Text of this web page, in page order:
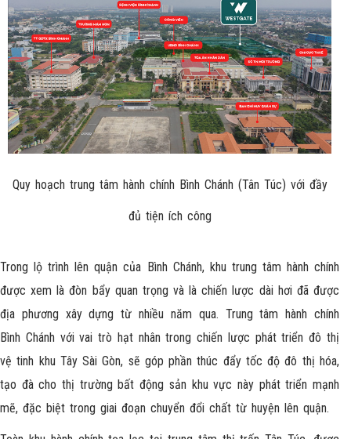
Quy hoạch trung tâm hành chính Bình Chánh (Tân Túc) với đầy
đủ tiện ích công
Trong lộ trình lên quận của Bình Chánh, khu trung tâm hành chính
được xem là đòn bẩy quan trọng và là chiến lược dài hơi đã được
địa phương xây dựng từ nhiều năm qua. Trung tâm hành chính
Bình Chánh với vai trò hạt nhân trong chiến lược phát triển đô thị
vệ tinh khu Tây Sài Gòn, sẽ góp phần thúc đẩy tốc độ đô thị hóa,
tạo đà cho thị trường bất động sản khu vực này phát triển mạnh
mẽ, đặc biệt trong giai đoạn chuyển đổi chất từ huyện lên quận.